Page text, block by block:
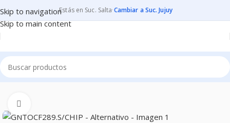
Skip to navigation
Skip to main content
Estás en Suc. Salta·Cambiar a Suc. Jujuy
Inicio CONSUMIBLES CARTUCHOS PARA IMPRESORAS